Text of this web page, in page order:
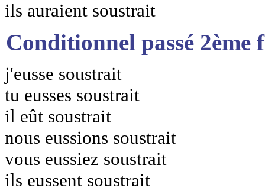
ils auraient soustrait
Conditionnel passé 2ème
j'eusse soustrait
tu eusses soustrait
il eût soustrait
nous eussions soustrait
vous eussiez soustrait
ils eussent soustrait